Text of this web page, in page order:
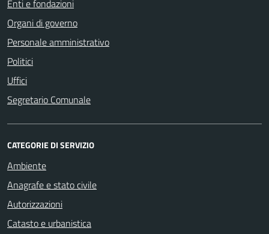
Enti e fondazioni
Organi di governo
Personale amministrativo
Politici
Uffici
Segretario Comunale
CATEGORIE DI SERVIZIO
Ambiente
Anagrafe e stato civile
Autorizzazioni
Catasto e urbanistica